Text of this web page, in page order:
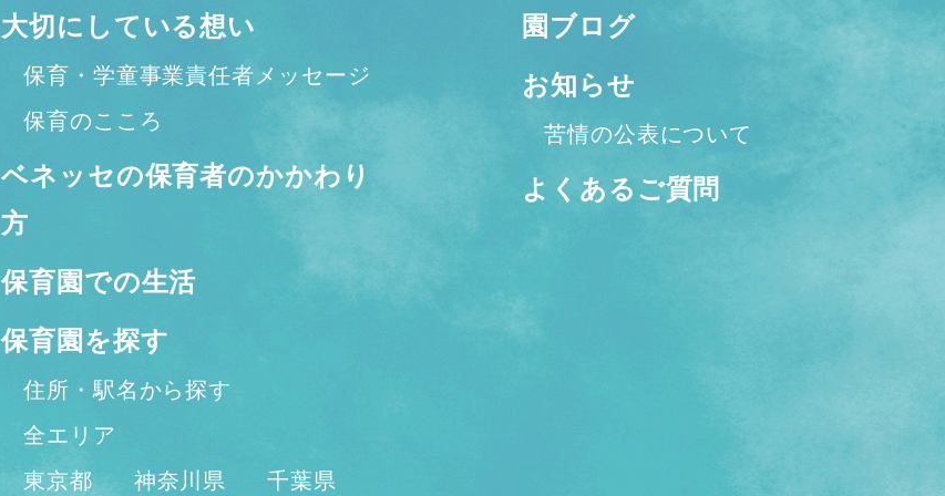
大切にしている想い
保育・学童事業責任者メッセージ
保育のこころ
ベネッセの保育者のかかわり
方
保育園での生活
保育園を探す
住所・駅名から探す
全エリア
東京都
神奈川県 千葉県
園ブログ
お知らせ
苦情の公表について
よくあるご質問